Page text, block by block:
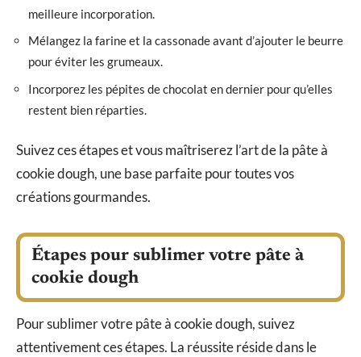
meilleure incorporation.
Mélangez la farine et la cassonade avant d’ajouter le beurre
pour éviter les grumeaux.
Incorporez les pépites de chocolat en dernier pour qu’elles
restent bien réparties.
Suivez ces étapes et vous maîtriserez l’art de la pâte à
cookie dough, une base parfaite pour toutes vos
créations gourmandes.
Étapes pour sublimer votre pâte à
cookie dough
Pour sublimer votre pâte à cookie dough, suivez
attentivement ces étapes. La réussite réside dans le